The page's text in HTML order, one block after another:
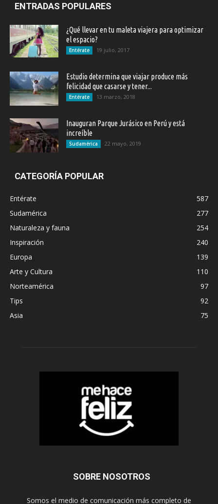
ENTRADAS POPULARES
¿Qué llevar en tu maleta viajera para optimizar
el espacio?
Entérate 19 julio, 2017
Estudio determina que viajar produce más
felicidad que casarse y tener...
Entérate 13 marzo, 2018
Inauguran Parque Jurásico en Perú y está
increíble
Sudamérica 22 mayo, 2019
CATEGORÍA POPULAR
Entérate
587
Sudamérica
277
Naturaleza y fauna
254
Inspiración
240
Europa
139
Arte y Cultura
110
Norteamérica
97
Tips
92
Asia
75
SOBRE NOSOTROS
Somos el medio de comunicación más completo de